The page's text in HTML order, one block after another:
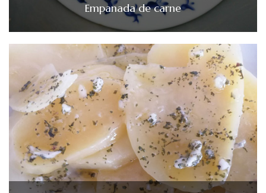
Empanada de carne